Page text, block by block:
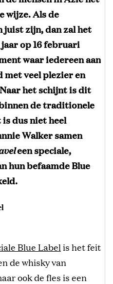
wijze. Als de
juist zijn, dan zal het
op 16 februari
waar iedereen aan
met veel plezier en
het schijnt is dit
de traditionele
dus niet heel
Walker samen
een speciale,
hun befaamde Blue
Blue Labelis het feit
de whisky van
ook de fles is een